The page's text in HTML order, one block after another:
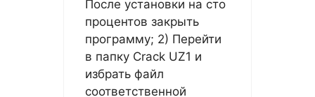
После установки на сто
процентов закрыть
программу; 2) Перейти
в папку Crack UZ1 и
избрать файл
соответственной